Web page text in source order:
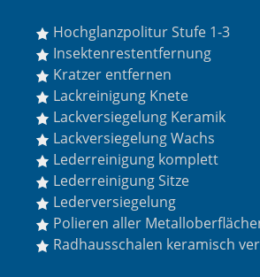
Hochglanzpolitur Stufe 1-3
Insektenrestentfernung
Kratzer entfernen
Lackreinigung Knete
Lackversiegelung Keramik
Lackversiegelung Wachs
Lederreinigung komplett
Lederreinigung Sitze
Lederversiegelung
Polieren aller
Radhausschalen keramisch